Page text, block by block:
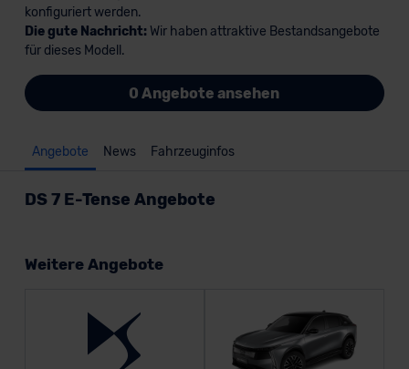
konfiguriert werden.
Die gute Nachricht: Wir haben attraktive Bestandsangebote
für dieses Modell.
0 Angebote ansehen
Angebote News Fahrzeuginfos
DS 7 E-Tense Angebote
Weitere Angebote